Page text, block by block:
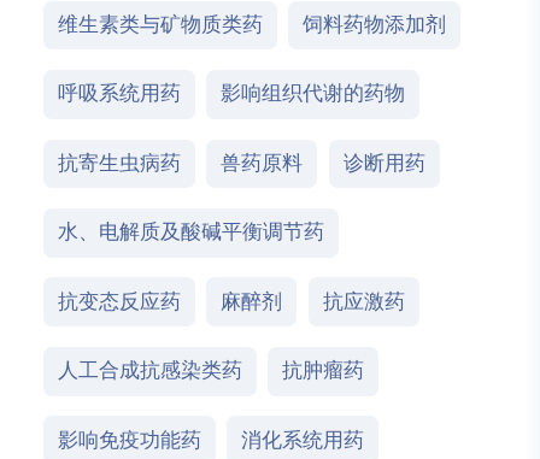
维生素类与矿物质类药 饲料药物添加剂
呼吸系统用药 影响组织代谢的药物
抗寄生虫病药 兽药原料 诊断用药
水、电解质及酸碱平衡调节药
抗变态反应药 麻醉剂 抗应激药
人工合成抗感染类药 抗肿瘤药
影响免疫功能药 消化系统用药